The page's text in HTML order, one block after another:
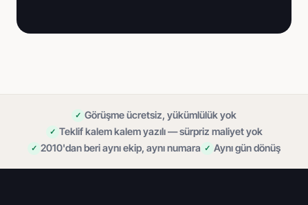
Görüşme ücretsiz, yükümlülük yok
Teklif kalem kalem yazılı — sürpriz maliyet yok
2010'dan beri aynı ekip, aynı numara
Aynı gün dönüş